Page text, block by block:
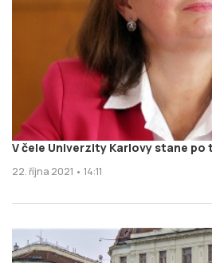
V čele Univerzity Karlovy stane po
22. října 2021 • 14:11